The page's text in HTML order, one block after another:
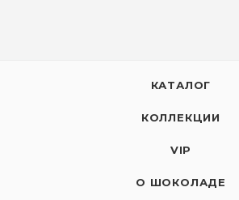
КАТАЛОГ
КОЛЛЕКЦИИ
VIP
О ШОКОЛАДЕ